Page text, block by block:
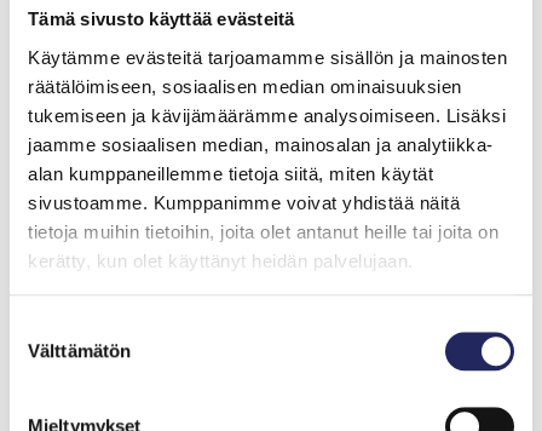
Tämä sivusto käyttää evästeitä
Käytämme evästeitä tarjoamamme sisällön ja mainosten
räätälöimiseen, sosiaalisen median ominaisuuksien
tukemiseen ja kävijämäärämme analysoimiseen. Lisäksi
jaamme sosiaalisen median, mainosalan ja analytiikka-
alan kumppaneillemme tietoja siitä, miten käytät
sivustoamme. Kumppanimme voivat yhdistää näitä
tietoja muihin tietoihin, joita olet antanut heille tai joita on
kerätty, kun olet käyttänyt heidän palvelujaan.
valinta
Välttämätön
Mieltymykset
Luja-yhtiöt
paula.lahdenpera@luja.fi
Haluatko pysyä
kartalla Itämeren
tilasta?
Itämeri-aiheisista tapahtumista, säätiön
julkaisuista ja muista kiinnostavista sisällöistä.